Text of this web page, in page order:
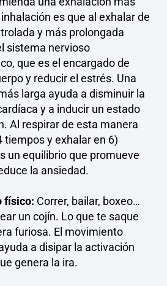
inhalación es que al exhalar de
y más prolongada
sistema nervioso
que es el encargado de
y reducir el estrés. Una
larga ayuda a disminuir la
y a inducir un estado
Al respirar de esta manera
tiempos y exhalar en 6)
un equilibrio que promueve
la ansiedad.
físico: Correr, bailar, boxeo…
un cojín. Lo que te saque
furiosa. El movimiento
a disipar la activación
genera la ira.